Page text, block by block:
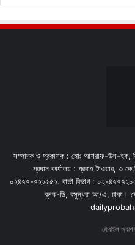
সম্পাদক ও প্রকাশক : মোঃ আশরাফ-উল-হক,
প্রধান কার্যালয় : প্রবাহ টাওয়ার, ৩
০২৪৭৭-৭২২৫৫২. বার্তা বিভাগ : ০২-
ব্লক-ডি, বসুন্ধরা আ/এ,
মোবাইল